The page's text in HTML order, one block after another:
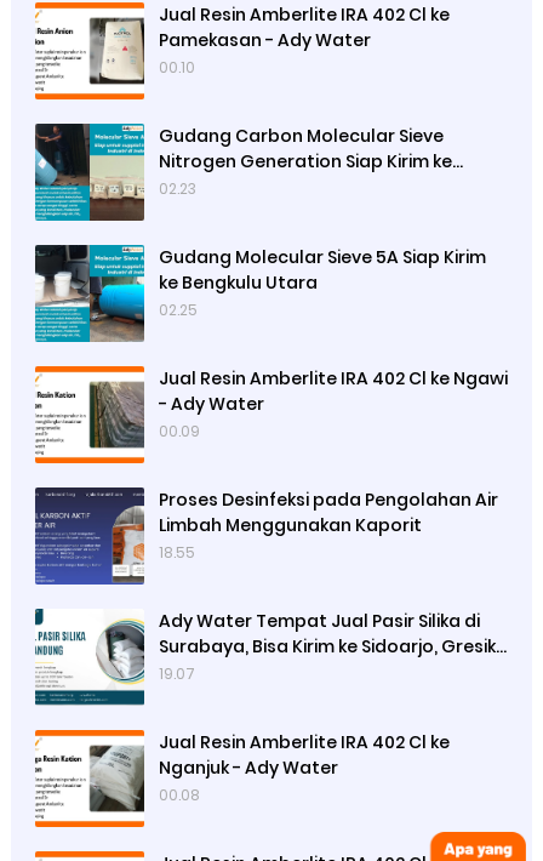
Jual Resin Amberlite IRA 402 Cl ke
Pamekasan - Ady Water
00.10
Gudang Carbon Molecular Sieve
Nitrogen Generation Siap Kirim ke
Sibolga
02.23
Gudang Molecular Sieve 5A Siap Kirim
ke Bengkulu Utara
02.25
Jual Resin Amberlite IRA 402 Cl ke Ngawi
- Ady Water
00.09
Proses Desinfeksi pada Pengolahan Air
Limbah Menggunakan Kaporit
18.55
Ady Water Tempat Jual Pasir Silika di
Surabaya, Bisa Kirim ke Sidoarjo, Gresik,
Semarang
19.07
Jual Resin Amberlite IRA 402 Cl ke
Nganjuk - Ady Water
00.08